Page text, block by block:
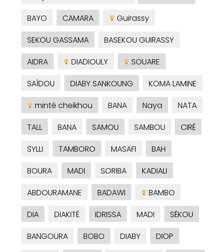
BAYO
CAMARA
Guirassy
SEKOU GASSAMA
BASEKOU GUIRASSY
AIDRA
DIADIOULY
SOUARE
SAÎDOU
DIABY SANKOUNG
KOMA LAMINE
minté cheikhou
BANA Naya
NATA
TALL
BANA SAMOU SAMBOU
CIRÉ
SYLLI
TAMBORO MASAFI
BAH
BOURA
MADI SORIBA
KADIALI
ABDOURAMANE
BADAWI
BAMBO
DIA
DIAKITÉ IDRISSA MADI
SÉKOU
BANGOURA
BOBO DIABY
DIOP